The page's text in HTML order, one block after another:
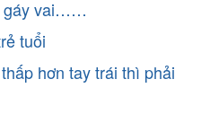
gáy vai……
tuổi
hơn tay trái thì phải